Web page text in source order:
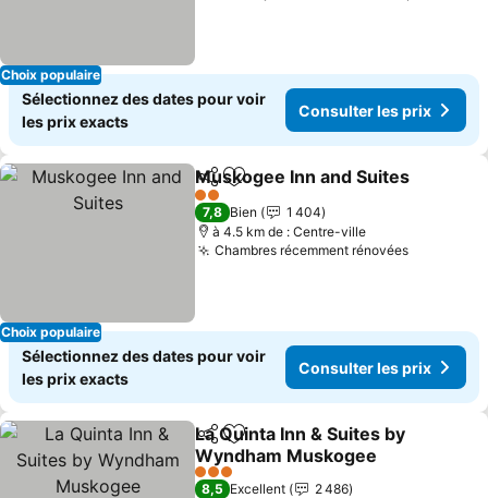
Choix populaire
Sélectionnez des dates pour voir
les prix exacts
Consulter les prix
Choix populaire
PartagerAjouter à mes favoris
Muskogee Inn and Suites
2 Étoiles
7,8 Bien
1 404
à 4.5 km de : Centre-ville
Chambres récemment rénovées
Sélectionnez des dates pour voir
les prix exacts
Consulter les prix
PartagerAjouter à mes favoris
La Quinta Inn & Suites by
Wyndham Muskogee
Consulter les prix
3 Étoiles
8,5 Excellent
2 486